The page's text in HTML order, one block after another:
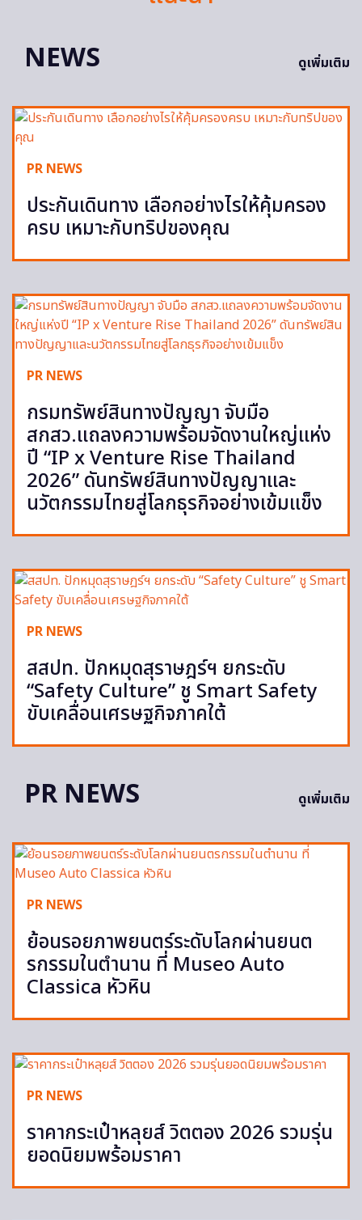
NEWS
ดูเพิ่มเติม
PR NEWS
ประกันเดินทาง เลือกอย่างไรให้คุ้มครอง
ครบ เหมาะกับทริปของคุณ
PR NEWS
กรมทรัพย์สินทางปัญญา จับมือ
สกสว.แถลงความพร้อมจัดงานใหญ่แห่ง
ปี “IP x Venture Rise Thailand
2026” ดันทรัพย์สินทางปัญญาและ
นวัตกรรมไทยสู่โลกธุรกิจอย่างเข้มแข็ง
PR NEWS
สสปท. ปักหมุดสุราษฎร์ฯ ยกระดับ
“Safety Culture” ชู Smart Safety
ขับเคลื่อนเศรษฐกิจภาคใต้
PR NEWS ดูเพิ่มเติม
PR NEWS
ย้อนรอยภาพยนตร์ระดับโลกผ่านยนต
รกรรมในตำนาน ที่ Museo Auto
Classica หัวหิน
PR NEWS
ราคากระเป๋าหลุยส์ วิตตอง 2026 รวมรุ่น
ยอดนิยมพร้อมราคา